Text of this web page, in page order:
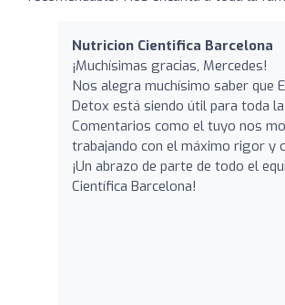
Nutricion Cientifica Barcelona
¡Muchísimas gracias, Mercedes!
Nos alegra muchísimo saber que
Detox está siendo útil para toda
Comentarios como el tuyo nos
trabajando con el máximo rigor y
¡Un abrazo de parte de todo el
Científica Barcelona!